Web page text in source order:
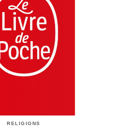
RELIGIONS